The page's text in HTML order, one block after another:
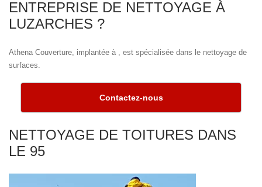
ENTREPRISE DE NETTOYAGE À
LUZARCHES ?
Athena Couverture, implantée à , est spécialisée dans le nettoyage de
surfaces.
Contactez-nous
NETTOYAGE DE TOITURES DANS
LE 95